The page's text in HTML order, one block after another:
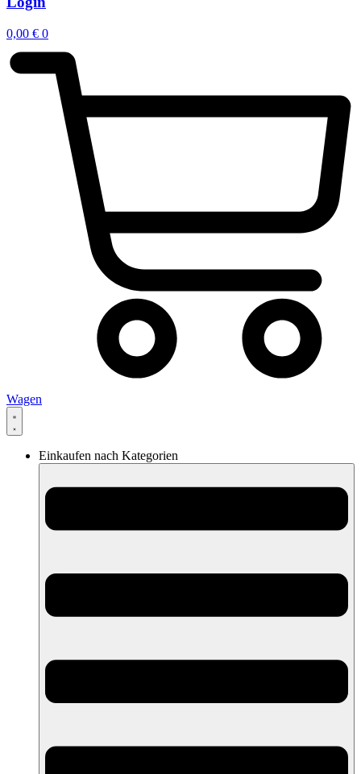
0,00 € 0
Wagen
Einkaufen nach Kategorien